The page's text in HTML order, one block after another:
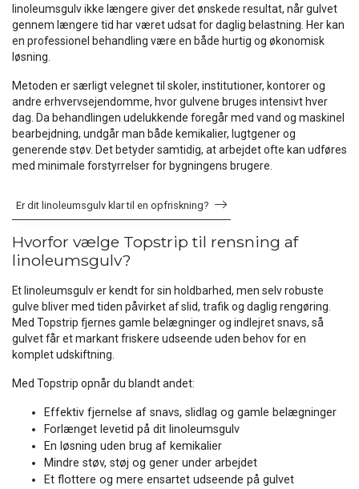
linoleumsgulv ikke længere giver det ønskede resultat, når gulvet
gennem længere tid har været udsat for daglig belastning. Her kan
en professionel behandling være en både hurtig og økonomisk
løsning.
Metoden er særligt velegnet til skoler, institutioner, kontorer og
andre erhvervsejendomme, hvor gulvene bruges intensivt hver
dag. Da behandlingen udelukkende foregår med vand og maskinel
bearbejdning, undgår man både kemikalier, lugtgener og
generende støv. Det betyder samtidig, at arbejdet ofte kan udføres
med minimale forstyrrelser for bygningens brugere.
Er dit linoleumsgulv klar til en opfriskning?
Hvorfor vælge Topstrip til rensning af
linoleumsgulv?
Et linoleumsgulv er kendt for sin holdbarhed, men selv robuste
gulve bliver med tiden påvirket af slid, trafik og daglig rengøring.
Med Topstrip fjernes gamle belægninger og indlejret snavs, så
gulvet får et markant friskere udseende uden behov for en
komplet udskiftning.
Med Topstrip opnår du blandt andet:
Effektiv fjernelse af snavs, slidlag og gamle belægninger
Forlænget levetid på dit linoleumsgulv
En løsning uden brug af kemikalier
Mindre støv, støj og gener under arbejdet
Et flottere og mere ensartet udseende på gulvet